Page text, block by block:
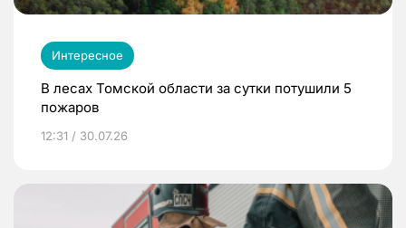
Интересное
В лесах Томской области за сутки потушили 5
пожаров
12:31 / 30.07.26